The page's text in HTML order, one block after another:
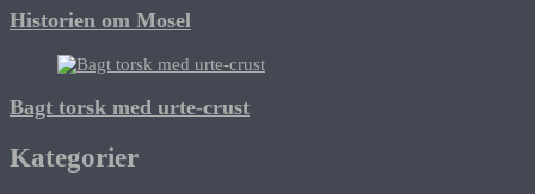
Historien om Mosel
Bagt torsk med urte-crust
Kategorier